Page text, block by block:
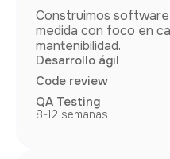
Construimos
medida con foco en
mantenibilidad.
Desarrollo ágil
Code review
QA Testing
8-12 semanas